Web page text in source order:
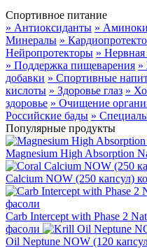
Спортивное питание
» Антиоксиданты »
Минералы »
Нейропротекторы » Нервная
» Поддержка пищеварения »
добавки » Спортивные
кислоты » Здоровье глаз »
здоровье » Очищение
Российские бады »
Популярные продукты
Magnesium High Absorption
Calcium NOW (250 капсул)
Carb Intercept with Phase 2
фасоли
Oil Neptune NOW (120